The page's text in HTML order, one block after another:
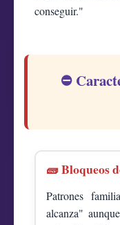
conseguir."
⛔
🧱 Bloqueos
Patrones
alcanza"